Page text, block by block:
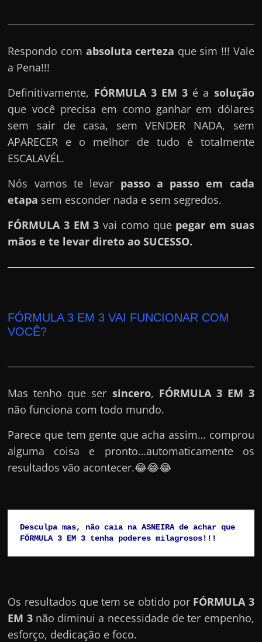
e
t
M
a
s
c
o
m
o
🤔
Respondo com absoluta certeza que sim !!! Vale
a Pena!!!
Definitivamente, FÓRMULA 3 EM 3 é a solução
que você precisa em como ganhar em dólares
sem sair de casa, sem VENDER NADA, sem
APARECER e o melhor de tudo é totalmente
ESCALAVÉL.
Nós vamos te levar passo a passo em cada
etapa sem esconder nada e sem segredos.
FÓRMULA 3 EM 3 vai como que pegar em suas
mãos e te levar direto ao SUCESSO.
FÓRMULA 3 EM 3 VAI FUNCIONAR COM
VOCÊ?
Mas tenho que ser sincero, FÓRMULA 3 EM 3
não funciona com todo mundo.
Parece que tem gente que acha assim… comprou
alguma coisa e pronto…automaticamente os
resultados vão acontecer.😂😂😂
Desculpa mas, não caia na ASNEIRA de achar que
FÓRMULA 3 EM 3 tenha poderes milagrosos!!!
Os resultados que tem se obtido por FÓRMULA 3
EM 3não diminui a necessidade de ter empenho,
esforço, dedicação e foco.